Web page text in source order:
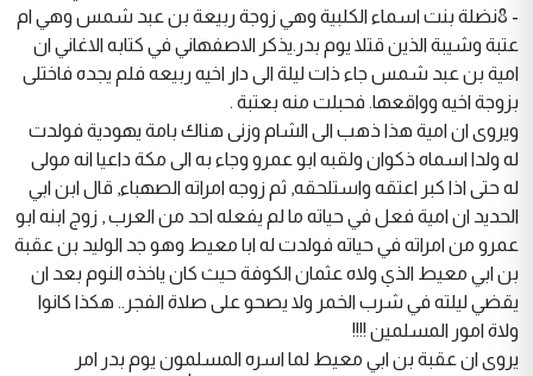
- 8نضلة بنت اسماء الكلبية وهي زوجة ربيعة بن عبد شمس وهي ام
عتبة وشيبة الذين قتلا يوم بدر.يذكر الاصفهاني في كتابه الاغاني ان
امية بن عبد شمس جاء ذات ليلة الى دار اخيه ربيعه فلم يجده فاختلى
بزوجة اخيه وواقعها. فحبلت منه بعتبة .
ويروى ان امية هذا ذهب الى الشام وزنى هناك بامة يهودية فولدت
له ولدا اسماه ذكوان ولقبه ابو عمرو وجاء به الى مكة داعيا انه مولى
له حتى اذا كبر اعتقه واستلحقه, ثم زوجه امراته الصهباء, قال ابن ابي
الحديد ان امية فعل في حياته ما لم يفعله احد من العرب , زوج ابنه ابو
عمرو من امراته في حياته فولدت له ابا معيط وهو جد الوليد بن عقبة
بن ابي معيط الذي ولاه عثمان الكوفة حيث كان ياخذه النوم بعد ان
يقضي ليلته في شرب الخمر ولا يصحو على صلاة الفجر.. هكذا كانوا
ولاة امور المسلمين !!!!
يروى ان عقبة بن ابي معيط لما اسره المسلمون يوم بدر امر